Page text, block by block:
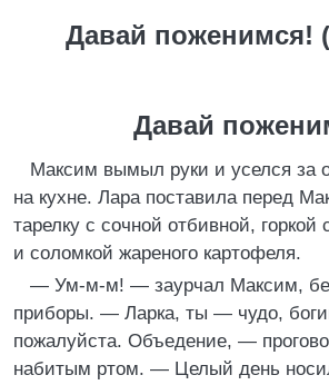
Давай поженимся!
Давай
Максим вымыл руки и уселся за
на кухне. Лара поставила перед
тарелку с сочной отбивной,
и соломкой жареного картофеля.
— Ум-м-м! — заурчал Максим,
приборы. — Ларка, ты — чудо,
пожалуйста. Объедение, —
набитым ртом. — Целый день